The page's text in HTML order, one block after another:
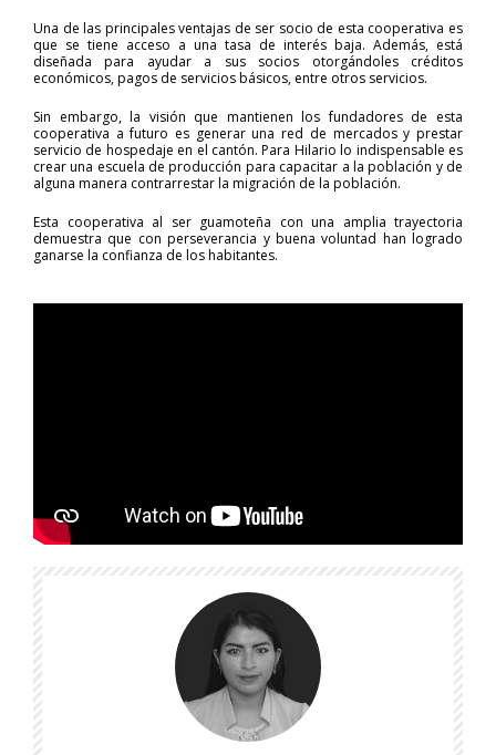
Una de las principales ventajas de ser socio de esta cooperativa es
que se tiene acceso a una tasa de interés baja. Además, está
diseñada para ayudar a sus socios otorgándoles créditos
económicos, pagos de servicios básicos, entre otros servicios.
Sin embargo, la visión que mantienen los fundadores de esta
cooperativa a futuro es generar una red de mercados y prestar
servicio de hospedaje en el cantón. Para Hilario lo indispensable es
crear una escuela de producción para capacitar a la población y de
alguna manera contrarrestar la migración de la población.
Esta cooperativa al ser guamoteña con una amplia trayectoria
demuestra que con perseverancia y buena voluntad han logrado
ganarse la confianza de los habitantes.